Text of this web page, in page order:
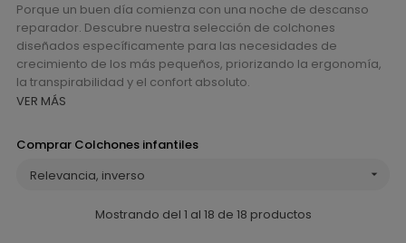
Porque un buen día comienza con una noche de descanso
reparador. Descubre nuestra selección de colchones
diseñados específicamente para las necesidades de
crecimiento de los más pequeños, priorizando la ergonomía,
la transpirabilidad y el confort absoluto.
VER MÁS
Comprar Colchones infantiles
Relevancia, inverso

Mostrando del 1 al 18 de 18 productos